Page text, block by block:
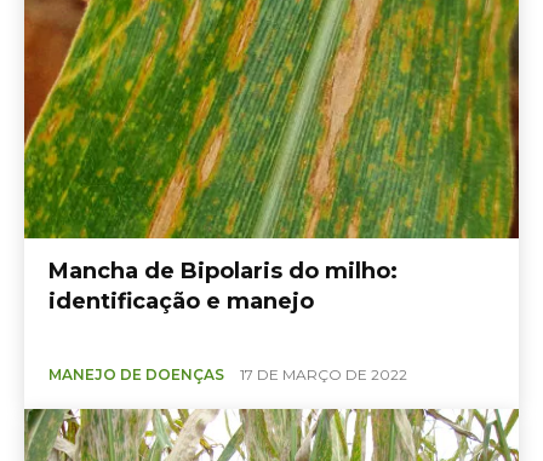
Mancha de Bipolaris do milho:
identificação e manejo
MANEJO DE DOENÇAS 17 DE MARÇO DE 2022